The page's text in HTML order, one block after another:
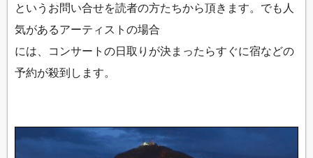
というお問い合せを読者の方たちから頂きます。でも人
気があるアーティストの場合
には、コンサートの日取りが決まったらすぐに宿などの
予約が殺到します。